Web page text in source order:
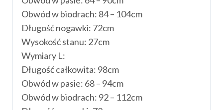
Obwód w biodrach: 84 – 104cm
Długość nogawki: 72cm
Wysokość stanu: 27cm
Wymiary L:
Długość całkowita: 98cm
Obwód w pasie: 68 – 94cm
Obwód w biodrach: 92 – 112cm